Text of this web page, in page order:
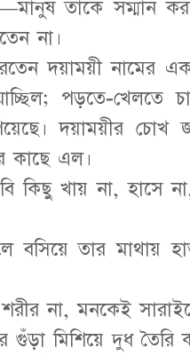
তাঁকে সম্মান
না।
দয়াময়ী নামের
পড়তে-
দয়াময়ীর চোখ
কাছে এল।
কিছু খায় না, হাসে
বসিয়ে তার মাথায়
না, মনকেই
গুঁড়া মিশিয়ে দুধ